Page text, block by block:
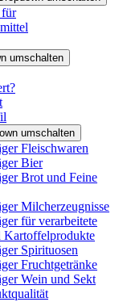
umschalten
umschalten
Fleischwaren
Bier
Brot und Feine
Milcherzeugnisse
für verarbeitete
Kartoffelprodukte
Spirituosen
Fruchtgetränke
Wein und Sekt